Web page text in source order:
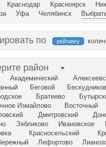
Краснодар Красноярск
Уфа Челябинск
по рейтингу
район
Академический
Беговой
Братеево
Измайлово
Восточный
Дмитровский
Зябликово Ивановское
Красносельский
Лефортово